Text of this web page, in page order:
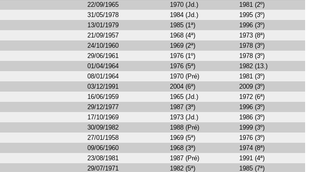
22/09/1965 1970 (Jd.)
1981 (2º)
31/05/1978 1984 (Jd.)
1995 (3º)
13/01/1979 1985 (1ª)
1996 (3º)
21/09/1957 1968 (4ª)
1973 (8ª)
24/10/1960 1969 (2ª)
1978 (3º)
29/06/1961 1976 (1º)
1978 (3º)
01/04/1964 1976 (5ª)
1982 (13.)
08/01/1964 1970 (Pré)
1981 (3º)
03/12/1991 2004 (6ª)
2009 (3º)
16/06/1959 1965 (Jd.)
1972 (6ª)
29/12/1977 1987 (3ª)
1996 (3º)
17/10/1969 1973 (Jd.)
1986 (3º)
30/09/1982 1988 (Pré)
1999 (3º)
27/01/1958 1969 (5ª)
1976 (3º)
09/06/1960 1968 (3ª)
1974 (8ª)
23/08/1981 1987 (Pré)
1991 (4ª)
29/07/1971 1982 (5ª)
1985 (7ª)